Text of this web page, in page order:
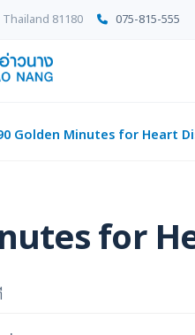
81180 075-815-555
Golden Minutes for Heart
for